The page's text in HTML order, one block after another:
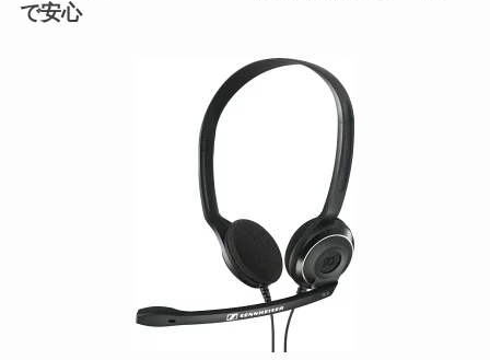
で安心